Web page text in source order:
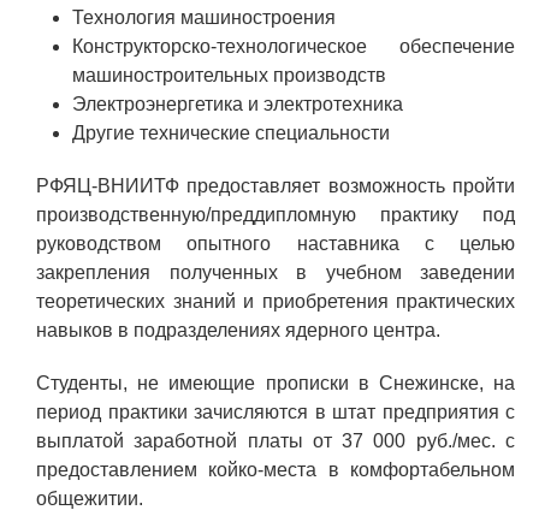
Электротехника
Системы безопасности
Услуги
Испытательный центр ВЭИ
СОЦИАЛЬНАЯ ОТВЕТСТВЕННОСТЬ
Охрана окружающей среды
Программы по оздоровлению
Обеспечение жильем
Социальная поддержка
Технология машиностроения
Конструкторско-технологическое обеспечение
машиностроительных производств
Электроэнергетика и электротехника
Другие технические специальности
РФЯЦ-ВНИИТФ предоставляет возможность пройти
производственную/преддипломную практику под
руководством опытного наставника с целью
закрепления полученных в учебном заведении
теоретических знаний и приобретения практических
навыков в подразделениях ядерного центра.
Студенты, не имеющие прописки в Снежинске, на
период практики зачисляются в штат предприятия с
выплатой заработной платы от 37 000 руб./мес. с
предоставлением койко-места в комфортабельном
общежитии.